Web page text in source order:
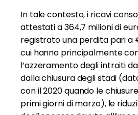
In tale contesto, i ricavi
attestati a 364,7 milioni di
registrato una perdita pari a
cui hanno principalmente
l’azzeramento degli introiti
dalla chiusura degli stadi
con il 2020 quando le
primi giorni di marzo), le